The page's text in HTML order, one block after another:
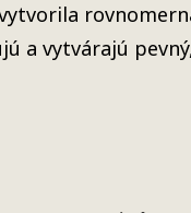
a vytvárajú